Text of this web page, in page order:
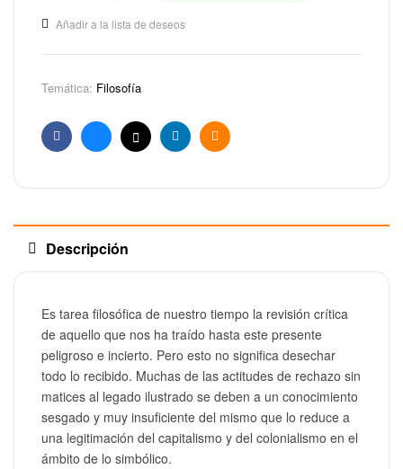
Añadir a la lista de deseos
Temática: Filosofía
FacebookBlueskyX LinkedinEmail
Descripción
Es tarea filosófica de nuestro tiempo la revisión crítica
de aquello que nos ha traído hasta este presente
peligroso e incierto. Pero esto no significa desechar
todo lo recibido. Muchas de las actitudes de rechazo sin
matices al legado ilustrado se deben a un conocimiento
sesgado y muy insuficiente del mismo que lo reduce a
una legitimación del capitalismo y del colonialismo en el
ámbito de lo simbólico.